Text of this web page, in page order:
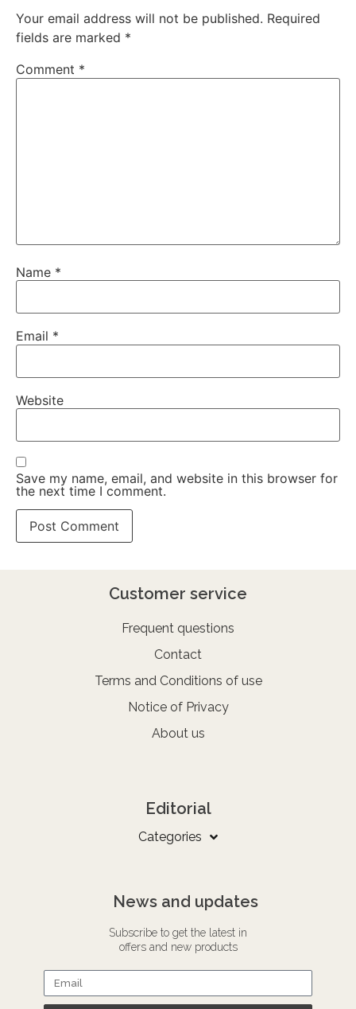
Your email address will not be published. Required
fields are marked *
Comment *
Name *
Email *
Website
Save my name, email, and website in this browser for
the next time I comment.
Customer service
Frequent questions
Contact
Terms and Conditions of use
Notice of Privacy
About us
Editorial
Categories
News and updates
Subscribe to get the latest in
offers and new products